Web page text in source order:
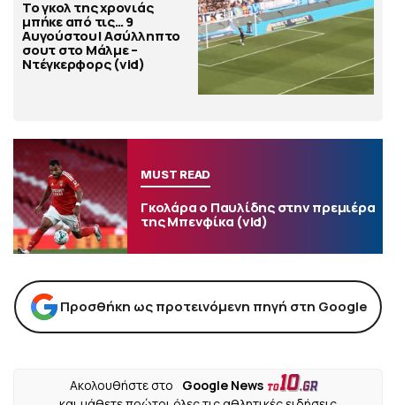
Το γκολ της χρονιάς
μπήκε από τις… 9
Αυγούστου! Ασύλληπτο
σουτ στο Μάλμε –
Ντέγκερφορς (vid)
MUST READ
Γκολάρα ο Παυλίδης στην πρεμιέρα
της Μπενφίκα (vid)
Προσθήκη ως προτεινόμενη πηγή στη Google
Ακολουθήστε στο
Google News